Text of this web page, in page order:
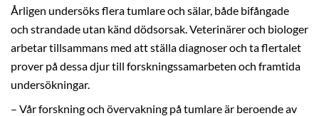
Årligen undersöks flera tumlare och sälar, både bifångade
och strandade utan känd dödsorsak. Veterinärer och biologer
arbetar tillsammans med att ställa diagnoser och ta flertalet
prover på dessa djur till forskningssamarbeten och framtida
undersökningar.
– Vår forskning och övervakning på tumlare är beroende av